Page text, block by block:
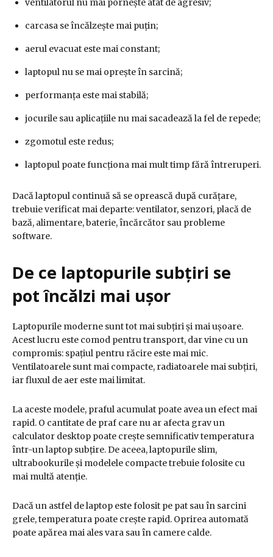
ventilatorul nu mai pornește atât de agresiv;
carcasa se încălzește mai puțin;
aerul evacuat este mai constant;
laptopul nu se mai oprește în sarcină;
performanța este mai stabilă;
jocurile sau aplicațiile nu mai sacadează la fel de repede;
zgomotul este redus;
laptopul poate funcționa mai mult timp fără întreruperi.
Dacă laptopul continuă să se oprească după curățare,
trebuie verificat mai departe: ventilator, senzori, placă de
bază, alimentare, baterie, încărcător sau probleme
software.
De ce laptopurile subțiri se
pot încălzi mai ușor
Laptopurile moderne sunt tot mai subțiri și mai ușoare.
Acest lucru este comod pentru transport, dar vine cu un
compromis: spațiul pentru răcire este mai mic.
Ventilatoarele sunt mai compacte, radiatoarele mai subțiri,
iar fluxul de aer este mai limitat.
La aceste modele, praful acumulat poate avea un efect mai
rapid. O cantitate de praf care nu ar afecta grav un
calculator desktop poate crește semnificativ temperatura
într-un laptop subțire. De aceea, laptopurile slim,
ultrabookurile și modelele compacte trebuie folosite cu
mai multă atenție.
Dacă un astfel de laptop este folosit pe pat sau în sarcini
grele, temperatura poate crește rapid. Oprirea automată
poate apărea mai ales vara sau în camere calde.